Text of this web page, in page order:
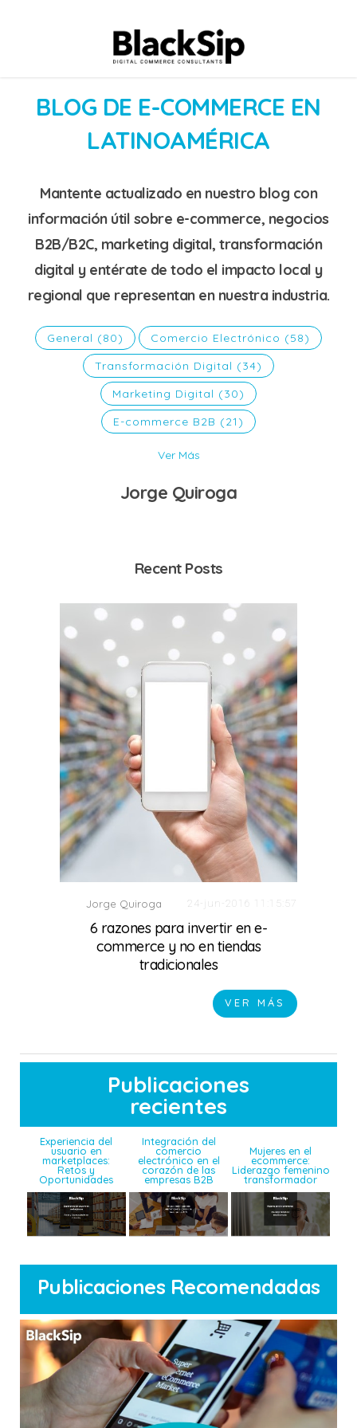
BLOG DE E-COMMERCE EN
LATINOAMÉRICA
Mantente actualizado en nuestro blog con
información útil sobre e-commerce, negocios
B2B/B2C, marketing digital, transformación
digital y entérate de todo el impacto local y
regional que representan en nuestra industria.
General (80) Comercio Electrónico (58)
Transformación Digital (34)
Marketing Digital (30)
E-commerce B2B (21)
Ver Más
Jorge Quiroga
Recent Posts
Jorge Quiroga 24-jun-2016 11:15:57
6 razones para invertir en e-
commerce y no en tiendas
tradicionales
VER MÁS
Publicaciones
recientes
Experiencia del
usuario en
marketplaces:
Retos y
Oportunidades
Integración del
comercio
electrónico en el
corazón de las
empresas B2B
Mujeres en el
ecommerce:
Liderazgo femenino
transformador
Publicaciones Recomendadas